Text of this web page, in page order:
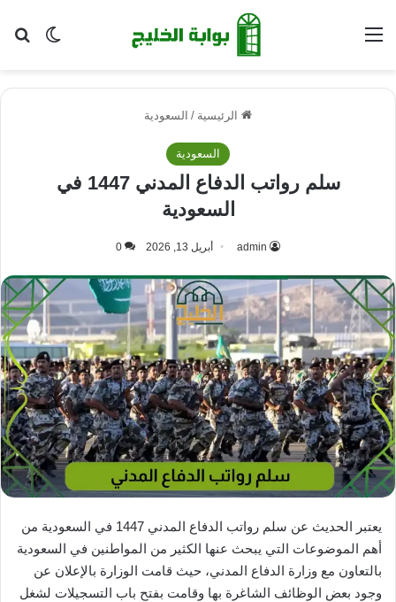
الوضع القائمة
الرئيسية / السعودية
السعودية
سلم رواتب الدفاع المدني 1447 في
السعودية
admin أبريل 13, 2026 0
يعتبر الحديث عن سلم رواتب الدفاع المدني 1447 في السعودية من
أهم الموضوعات التي يبحث عنها الكثير من المواطنين في السعودية
بالتعاون مع وزارة الدفاع المدني، حيث قامت الوزارة بالإعلان عن
وجود بعض الوظائف الشاغرة بها وقامت بفتح باب التسجيلات لشغل